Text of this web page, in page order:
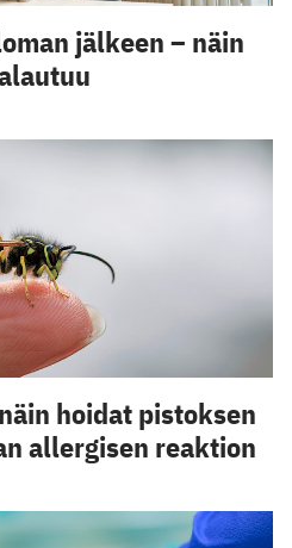
jälkeen – näin
hoidat pistoksen
allergisen reaktion